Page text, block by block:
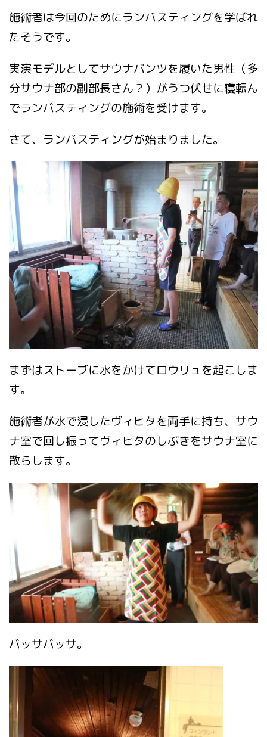
施術者は今回のためにランバスティングを学ばれ
たそうです。
実演モデルとしてサウナパンツを履いた男性（多
分サウナ部の副部長さん？）がうつ伏せに寝転ん
でランバスティングの施術を受けます。
さて、ランバスティングが始まりました。
まずはストーブに水をかけてロウリュを起こしま
す。
施術者が水で浸したヴィヒタを両手に持ち、サウ
ナ室で回し振ってヴィヒタのしぶきをサウナ室に
散らします。
バッサバッサ。